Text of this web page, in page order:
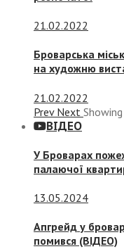
21.02.2022
Броварська
на художню
21.02.2022
Prev Next Showing
ВІДЕО
У Броварах
палаючої
13.05.2024
Апгрейд у
помився (ВІДЕО)